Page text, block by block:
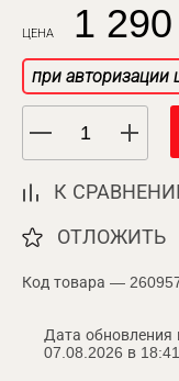
ЦЕНА 1
при авторизации
К
ОТЛОЖИТЬ
Код товара —
Дата обновления
07.08.2026 в 18:41